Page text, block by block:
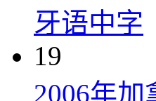
牙语中字
19
2006年